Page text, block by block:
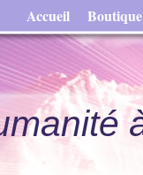
Accueil Boutique